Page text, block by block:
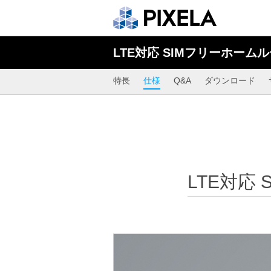
LTE対応 SIMフリーホーム
特長 仕様 Q&A ダウンロード
LTE対応